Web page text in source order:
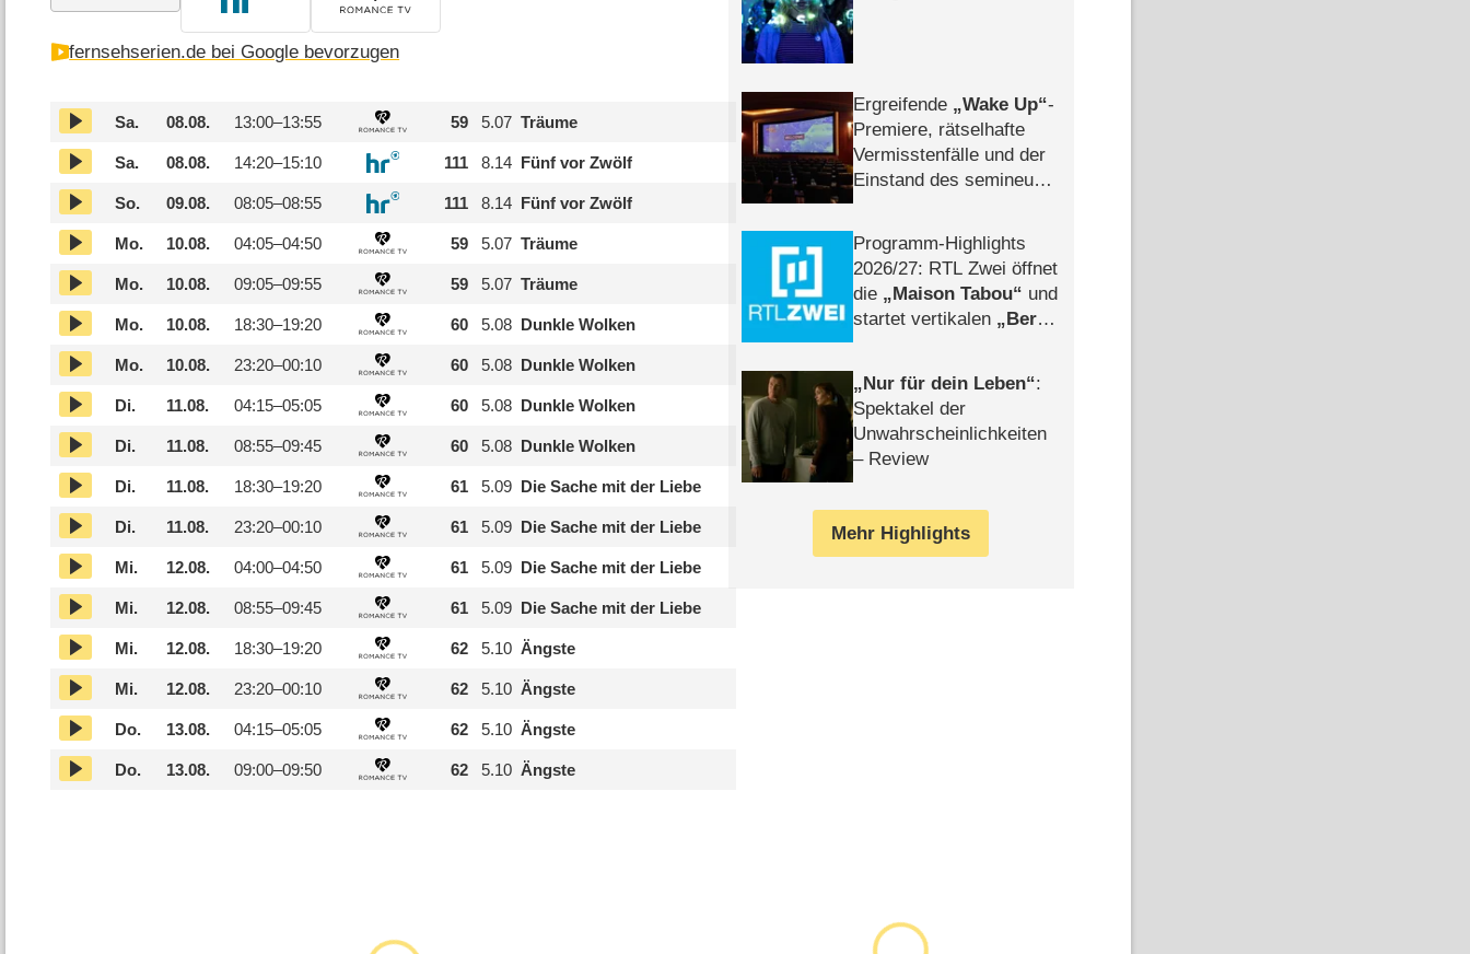
fernsehserien.de bei Google bevorzugen
Sa. 08.08. 13:00–13:55 59 5.07 Träume
Sa. 08.08. 14:20–15:10 111 8.14 Fünf vor Zwölf
So. 09.08. 08:05–08:55 111 8.14 Fünf vor Zwölf
Mo. 10.08. 04:05–04:50 59 5.07 Träume
Mo. 10.08. 09:05–09:55 59 5.07 Träume
Mo. 10.08. 18:30–19:20 60 5.08 Dunkle Wolken
Mo. 10.08. 23:20–00:10 60 5.08 Dunkle Wolken
Di. 11.08. 04:15–05:05 60 5.08 Dunkle Wolken
Di. 11.08. 08:55–09:45 60 5.08 Dunkle Wolken
Di. 11.08. 18:30–19:20 61 5.09 Die Sache mit der Liebe
Di. 11.08. 23:20–00:10 61 5.09 Die Sache mit der Liebe
Mi. 12.08. 04:00–04:50 61 5.09 Die Sache mit der Liebe
Mi. 12.08. 08:55–09:45 61 5.09 Die Sache mit der Liebe
Mi. 12.08. 18:30–19:20 62 5.10 Ängste
Mi. 12.08. 23:20–00:10 62 5.10 Ängste
Do. 13.08. 04:15–05:05 62 5.10 Ängste
Do. 13.08. 09:00–09:50 62 5.10 Ängste
Ergreifende Wake Up -
Premiere, rätselhafte
Vermisstenfälle und der
Einstand des semineuen
Programm-Highlights
2026/​27: RTL Zwei öffnet
die
Maison Tabou
und
startet vertikalen
Berlin
Nur für dein Leben :
Spektakel der
Unwahrscheinlichkeiten
– Review
Mehr Highlights